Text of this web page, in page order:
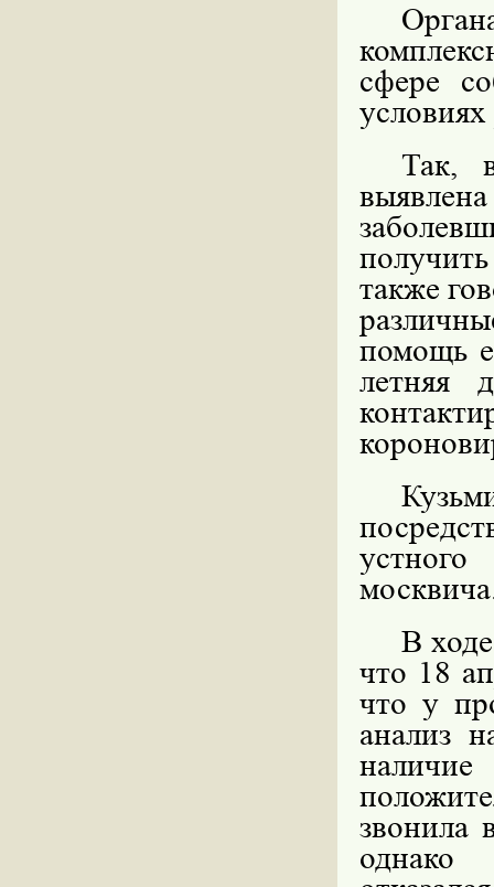
сфере
Так,
также
помощь
летняя
В
что 18
что у
анализ
звонила
однако